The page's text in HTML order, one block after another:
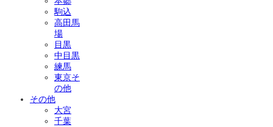
駒込
高田馬
場
目黒
中目黒
練馬
東京そ
の他
その他
大宮
千葉